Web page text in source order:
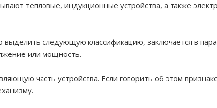
тепловые, индукционные устройства, а также
следующую классификацию, заключается в
или мощность.
часть устройства. Если говорить об этом